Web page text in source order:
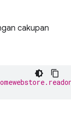
cakupan